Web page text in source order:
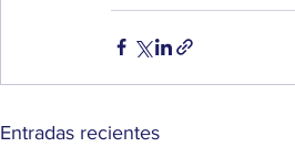
Entradas recientes